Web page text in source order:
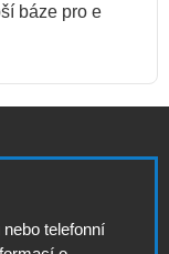
báze pro e
telefonní